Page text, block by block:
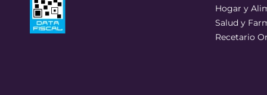
Hogar y
Salud y
Recetario